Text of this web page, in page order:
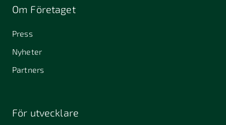
Om Företaget
Press
Nyheter
Partners
För utvecklare